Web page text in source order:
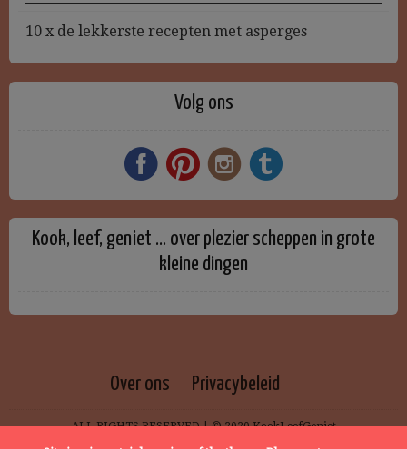
10 x de lekkerste recepten met asperges
Volg ons
Kook, leef, geniet … over plezier scheppen in grote
kleine dingen
Over ons Privacybeleid
ALL RIGHTS RESERVED | © 2020 KookLeefGeniet